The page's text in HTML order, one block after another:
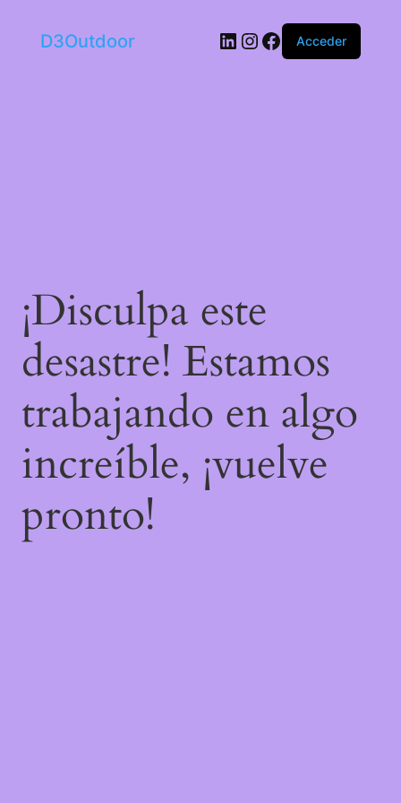
D3Outdoor LinkedIn
Instagram
Facebook
Acceder
¡Disculpa este
desastre! Estamos
trabajando en algo
increíble, ¡vuelve
pronto!